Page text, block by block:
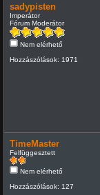
sadypisten
Imperátor
Fórum Moderátor
Nem elérhető
Hozzászólások: 1971
TimeMaster
Felfüggesztett
Nem elérhető
Hozzászólások: 127